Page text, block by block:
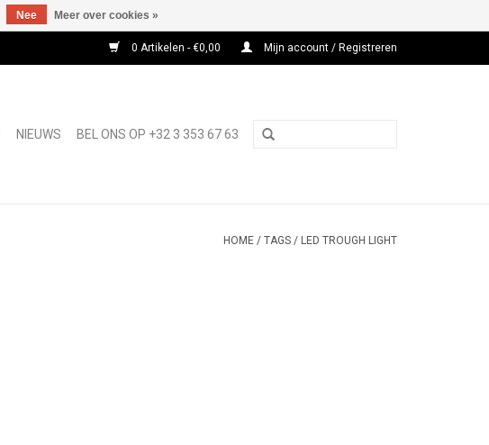
0 Artikelen - €0,00 Mijn account / Registreren
NIEUWS BEL ONS OP +32 3 353 67 63
HOME / TAGS / LED TROUGH LIGHT
Nee Meer over cookies »